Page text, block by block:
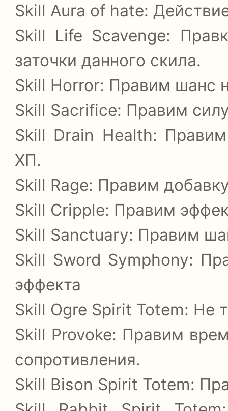
Skill Aura of hate:
Skill Life Scavenge:
заточки данного скила.
Skill Horror: Правим шанс
Skill Sacrifice: Правим
Skill Drain Health:
ХП.
Skill Rage: Правим
Skill Cripple: Правим
Skill Sanctuary: Правим
Skill Sword Symphony:
эффекта
Skill Ogre Spirit Totem: Не
Skill Provoke: Правим
сопротивления.
Skill Bison Spirit Totem: